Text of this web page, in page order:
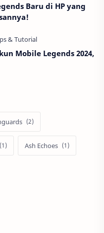
Baru di HP yang
Mobile Legends 2024,
Ash Echoes